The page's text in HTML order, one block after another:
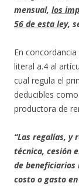
mensual, los
56 de esta ley,
En
literal a.4 al
cual regula el
deducibles
productora de
“Las regalías, y
técnica, cesión
de beneficiarios
costo o gasto